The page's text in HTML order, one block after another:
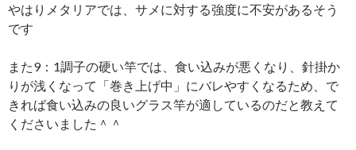
やはりメタリアでは、サメに対する強度に不安があるそう
です
また9：1調子の硬い竿では、食い込みが悪くなり、針掛か
りが浅くなって「巻き上げ中」にバレやすくなるため、で
きれば食い込みの良いグラス竿が適しているのだと教えて
くださいました＾＾